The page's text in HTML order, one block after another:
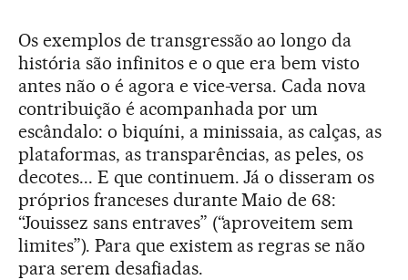
Os exemplos de transgressão ao longo da
história são infinitos e o que era bem visto
antes não o é agora e vice-versa. Cada nova
contribuição é acompanhada por um
escândalo: o biquíni, a minissaia, as calças, as
plataformas, as transparências, as peles, os
decotes... E que continuem. Já o disseram os
próprios franceses durante Maio de 68:
“Jouissez sans entraves” (“aproveitem sem
limites”). Para que existem as regras se não
para serem desafiadas.